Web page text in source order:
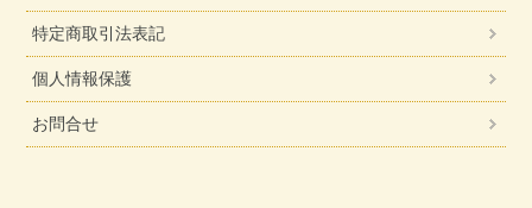
特定商取引法表記
個人情報保護
お問合せ